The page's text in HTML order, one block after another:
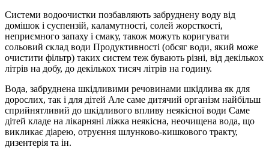
Системи водоочистки позбавляють забруднену воду від
домішок і суспензій, каламутності, солей жорсткості,
неприємного запаху і смаку, також можуть коригувати
сольовий склад води Продуктивності (обсяг води, який може
очистити фільтр) таких систем теж бувають різні, від декількох
літрів на добу, до декількох тисяч літрів на годину.
Вода, забруднена шкідливими речовинами шкідлива як для
дорослих, так і для дітей Але саме дитячий організм найбільш
сприйнятливий до шкідливого впливу неякісної води Саме
дітей кладе на лікарняні ліжка неякісна, неочищена вода, що
викликає діарею, отруєння шлунково-кишкового тракту,
дизентерія та ін.